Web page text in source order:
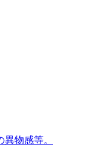
物感等。